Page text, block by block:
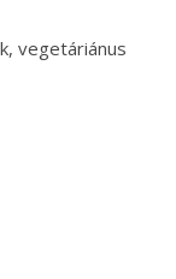
vegetáriánus